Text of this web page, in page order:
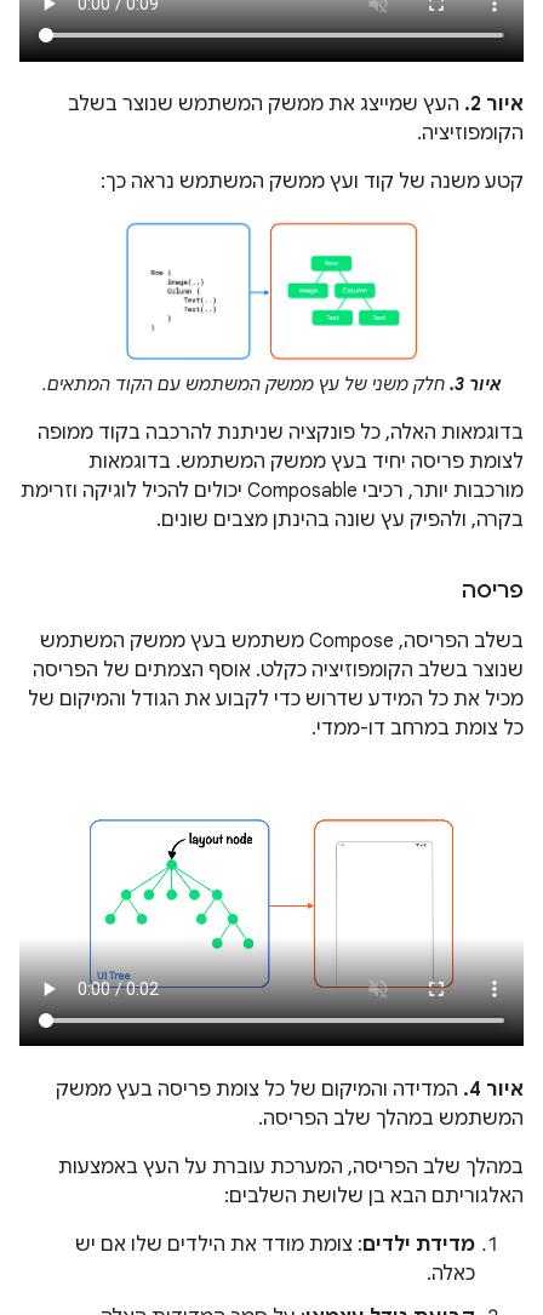
איור 2.
העץ שמייצג את ממשק המשתמש שנוצר בשלב
הקומפוזיציה.
קטע משנה של קוד ועץ ממשק המשתמש נראה כך:
איור 3. חלק משני של עץ ממשק המשתמש עם הקוד המתאים.
בדוגמאות האלה, כל פונקציה שניתנת להרכבה בקוד ממופה
לצומת פריסה יחיד בעץ ממשק המשתמש. בדוגמאות
מורכבות יותר, רכיבי Composable יכולים להכיל לוגיקה וזרימת
בקרה, ולהפיק עץ שונה בהינתן מצבים שונים.
פריסה
בשלב הפריסה, Compose משתמש בעץ ממשק המשתמש
שנוצר בשלב הקומפוזיציה כקלט. אוסף הצמתים של הפריסה
מכיל את כל המידע שדרוש כדי לקבוע את הגודל והמיקום של
כל צומת במרחב דו-ממדי.
איור 4.
המדידה והמיקום של כל צומת פריסה בעץ ממשק
המשתמש במהלך שלב הפריסה.
במהלך שלב הפריסה, המערכת עוברת על העץ באמצעות
האלגוריתם הבא בן שלושת השלבים:
מדידת ילדים: צומת מודד את הילדים שלו אם יש
כאלה.